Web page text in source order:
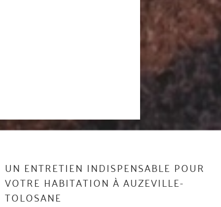
UN ENTRETIEN INDISPENSABLE POUR
VOTRE HABITATION À AUZEVILLE-
TOLOSANE